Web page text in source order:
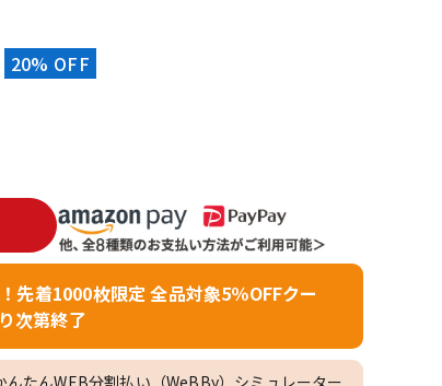
20% OFF
先着1000枚限定 全品対象5％OFFクー
次第終了